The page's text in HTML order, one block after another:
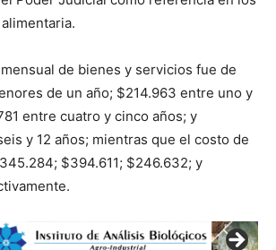
de bienes y servicios fue de
de un año; $214.963 entre uno y
entre cuatro y cinco años; y
y 12 años; mientras que el costo de
$394.611; $246.632; y